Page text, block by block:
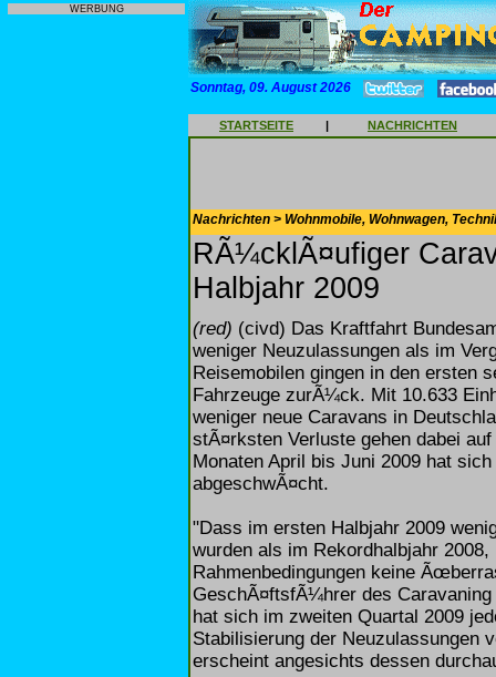
WERBUNG
Sonntag, 09. August 2026
STARTSEITE | NACHRICHTEN
Nachrichten > Wohnmobile, Wohnwagen,
RÃ¼cklÃ¤ufiger
Halbjahr 2009
(red) (civd) Das Kraftfahrt
weniger Neuzulassungen als im
Reisemobilen gingen in den ersten
Fahrzeuge zurÃ¼ck. Mit 10.633
weniger neue Caravans in
stÃ¤rksten Verluste gehen dabei
Monaten April bis Juni 2009 hat
abgeschwÃ¤cht.
"Dass im ersten Halbjahr 2009
wurden als im Rekordhalbjahr
Rahmenbedingungen keine
GeschÃ¤ftsfÃ¼hrer des
hat sich im zweiten Quartal 2009
Stabilisierung der Neuzulassungen
erscheint angesichts dessen